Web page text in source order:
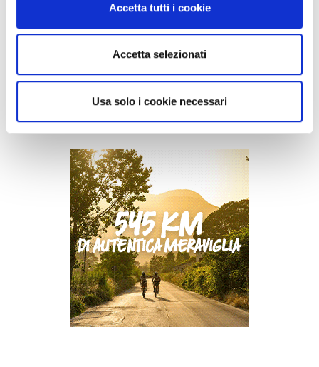
Accetta tutti i cookie
Accetta selezionati
Usa solo i cookie necessari
maggiore scelta da parte dell’utente. La tomaia realizzata con
materiale riciclato, non sorprende che Circuit sia la scarpa da
Prezzo: 149,99 euro.
Previous